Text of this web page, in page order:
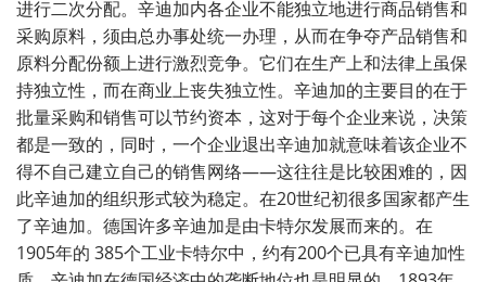
进行二次分配。辛迪加内各企业不能独立地进行商品销售和
采购原料，须由总办事处统一办理，从而在争夺产品销售和
原料分配份额上进行激烈竞争。它们在生产上和法律上虽保
持独立性，而在商业上丧失独立性。辛迪加的主要目的在于
批量采购和销售可以节约资本，这对于每个企业来说，决策
都是一致的，同时，一个企业退出辛迪加就意味着该企业不
得不自己建立自己的销售网络——这往往是比较困难的，因
此辛迪加的组织形式较为稳定。在20世纪初很多国家都产生
了辛迪加。德国许多辛迪加是由卡特尔发展而来的。在
1905年的 385个工业卡特尔中，约有200个已具有辛迪加性